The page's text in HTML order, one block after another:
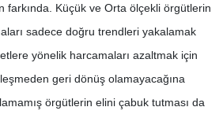
farkında. Küçük ve Orta ölçekli örgütlerin
sadece doğru trendleri yakalamak
yönelik harcamaları azaltmak için
geri dönüş olamayacağına
örgütlerin elini çabuk tutması da